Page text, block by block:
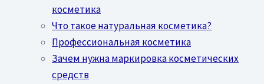
косметика
Что такое натуральная косметика?
Профессиональная косметика
Зачем нужна маркировка косметических
средств